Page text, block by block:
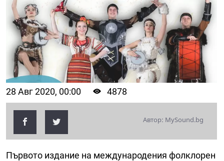
28 Авг 2020, 00:00 4878
Автор: MySound.bg
Първото издание на международения фолклорен